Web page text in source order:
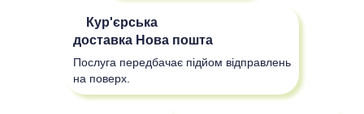
Кур'єрська
доставка Нова пошта
Послуга передбачає підйом відправлень
на поверх.